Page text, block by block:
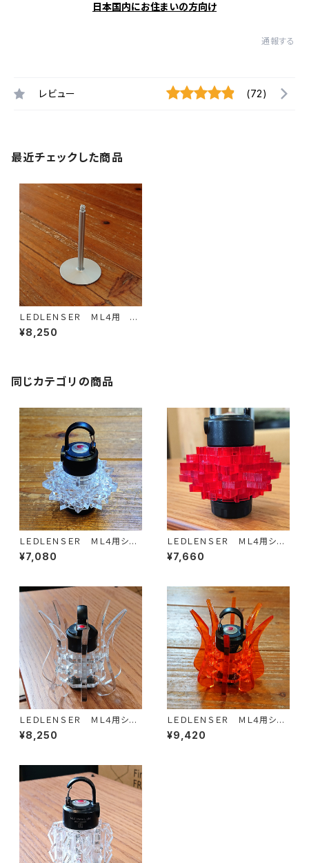
日本国内にお住まいの方向け
通報する
レビュー (72)
最近チェックした商品
ＬＥＤＬＥＮＳＥＲ ＭＬ４用 グ
ラス型スタンド
¥8,250
同じカテゴリの商品
ＬＥＤＬＥＮＳＥＲ ＭＬ４用シェ
ード
¥7,080
ＬＥＤＬＥＮＳＥＲ ＭＬ４用シェ
ード カラー
¥7,660
ＬＥＤＬＥＮＳＥＲ ＭＬ４用シェ
ード 影花
¥8,250
ＬＥＤＬＥＮＳＥＲ ＭＬ４用シェ
ード 影花カラー
¥9,420